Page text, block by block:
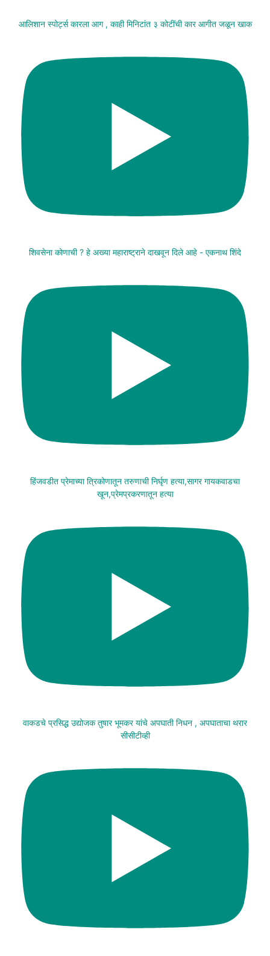
आलिशान स्पोर्ट्स कारला आग , काही मिनिटांत ३ कोटींची कार आगीत जळून खाक
शिवसेना कोणाची ? हे अख्या महाराष्ट्राने दाखवून दिले आहे - एकनाथ शिंदे
हिंजवडीत प्रेमाच्या त्रिकोणातून तरुणाची निर्घृण हत्या,सागर गायकवाडचा
खून,प्रेमप्रकरणातून हत्या
वाकडचे प्रसिद्ध उद्योजक तुषार भूमकर यांचे अपघाती निधन , अपघाताचा थरार
सीसीटीव्ही